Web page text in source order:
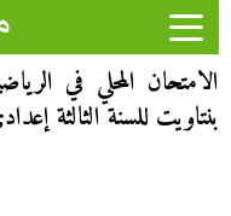
الامتحان المحلي في
بنتاويت للسنة الثالثة إعدادي